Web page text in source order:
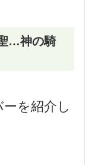
…神の騎
を紹介し